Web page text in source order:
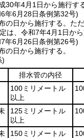
30年4月1日から施行する
年6月28日条例第32号)
の日から施行する。 た
は、令和7年4月1日から
年6月26日条例第26号)
の日から施行する。
)
排水管の内径
100ミリメートル
以上
125ミリメートル
以上
150ミリメートル